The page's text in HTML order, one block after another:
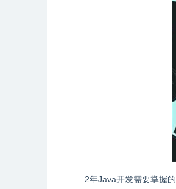
2年Java开发需要掌握的